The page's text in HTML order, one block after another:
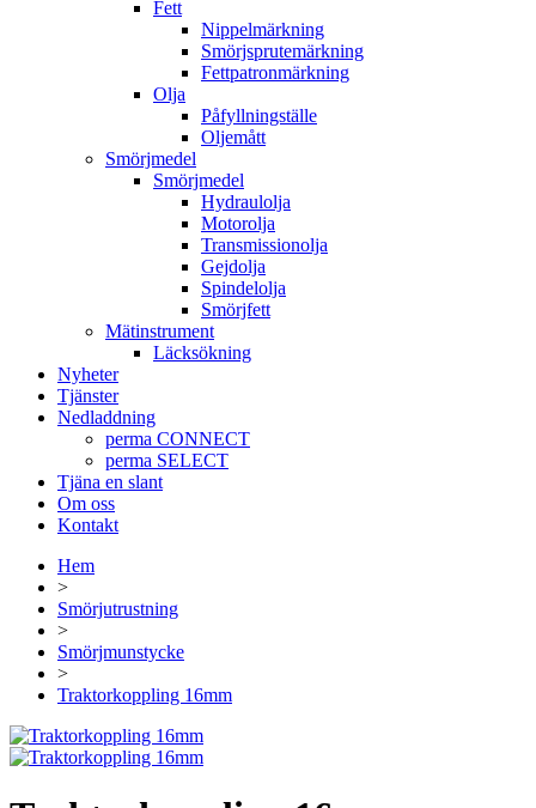
Fett
Nippelmärkning
Smörjsprutemärkning
Fettpatronmärkning
Olja
Påfyllningställe
Oljemått
Smörjmedel
Smörjmedel
Hydraulolja
Motorolja
Transmissionolja
Gejdolja
Spindelolja
Smörjfett
Mätinstrument
Läcksökning
Nyheter
Tjänster
Nedladdning
perma CONNECT
perma SELECT
Tjäna en slant
Om oss
Kontakt
Hem
>
Smörjutrustning
>
Smörjmunstycke
>
Traktorkoppling 16mm